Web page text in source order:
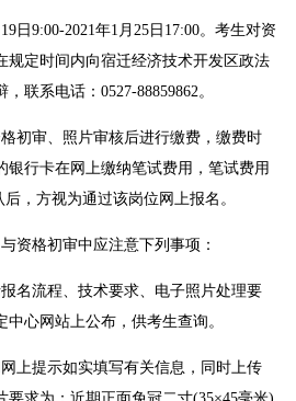
日9:00-2021年1月25日17:00。考生对资
规定时间内向宿迁经济技术开发区政法
联系电话：0527-88859862。
初审、照片审核后进行缴费，缴费时
银行卡在网上缴纳笔试费用，笔试费用
，方视为通过该岗位网上报名。
资格初审中应注意下列事项：
名流程、技术要求、电子照片处理要
心网站上公布，供考生查询。
上提示如实填写有关信息，同时上传